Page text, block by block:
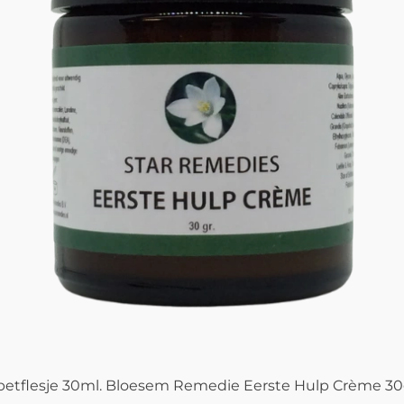
30ml. Bloesem Remedie Eerste Hulp Crème